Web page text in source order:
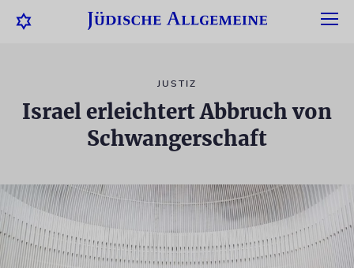
JUSTIZ
Israel erleichtert Abbruch von
Schwangerschaft